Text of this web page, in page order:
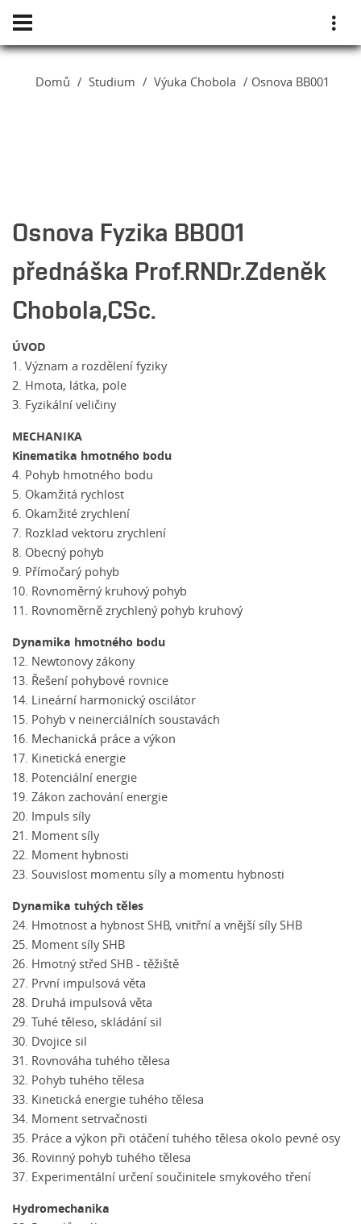
Domů Studium Výuka Chobola Osnova BB001
Osnova Fyzika BB001
přednáška Prof.RNDr.Zdeněk
Chobola,CSc.
ÚVOD
1. Význam a rozdělení fyziky
2. Hmota, látka, pole
3. Fyzikální veličiny
MECHANIKA
Kinematika hmotného bodu
4. Pohyb hmotného bodu
5. Okamžitá rychlost
6. Okamžité zrychlení
7. Rozklad vektoru zrychlení
8. Obecný pohyb
9. Přímočarý pohyb
10. Rovnoměrný kruhový pohyb
11. Rovnoměrně zrychlený pohyb kruhový
Dynamika hmotného bodu
12. Newtonovy zákony
13. Řešení pohybové rovnice
14. Lineární harmonický oscilátor
15. Pohyb v neinerciálních soustavách
16. Mechanická práce a výkon
17. Kinetická energie
18. Potenciální energie
19. Zákon zachování energie
20. Impuls síly
21. Moment síly
22. Moment hybnosti
23. Souvislost momentu síly a momentu hybnosti
Dynamika tuhých těles
24. Hmotnost a hybnost SHB, vnitřní a vnější síly SHB
25. Moment síly SHB
26. Hmotný střed SHB - těžiště
27. První impulsová věta
28. Druhá impulsová věta
29. Tuhé těleso, skládání sil
30. Dvojice sil
31. Rovnováha tuhého tělesa
32. Pohyb tuhého tělesa
33. Kinetická energie tuhého tělesa
34. Moment setrvačnosti
35. Práce a výkon při otáčení tuhého tělesa okolo pevné osy
36. Rovinný pohyb tuhého tělesa
37. Experimentální určení součinitele smykového tření
Hydromechanika